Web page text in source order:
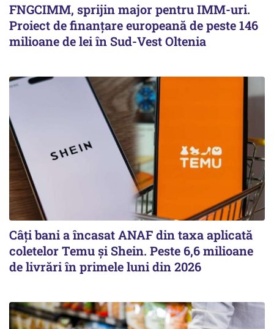
FNGCIMM, sprijin major pentru IMM-uri.
Proiect de finanțare europeană de peste 146
milioane de lei în Sud-Vest Oltenia
Câți bani a încasat ANAF din taxa aplicată
coletelor Temu și Shein. Peste 6,6 milioane
de livrări în primele luni din 2026